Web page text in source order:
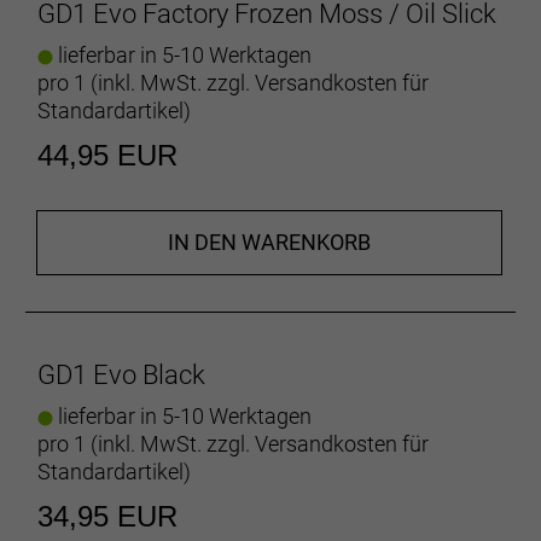
Innenklemme Kaltgeschmiedetes Aluminium / CNC
gefräßt
Material Factory Custom Rubber
GD1 Evo Factory Frozen Moss / Oil Slick
lieferbar in 5-10 Werktagen
pro 1 (inkl. MwSt. zzgl. Versandkosten für
Standardartikel)
44,95 EUR
IN DEN WARENKORB
GD1 Evo Black
lieferbar in 5-10 Werktagen
pro 1 (inkl. MwSt. zzgl. Versandkosten für
Standardartikel)
34,95 EUR